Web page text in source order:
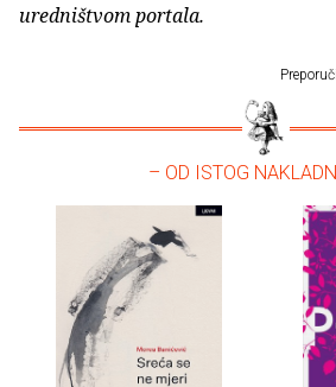
uredništvom portala.
– OD ISTOG